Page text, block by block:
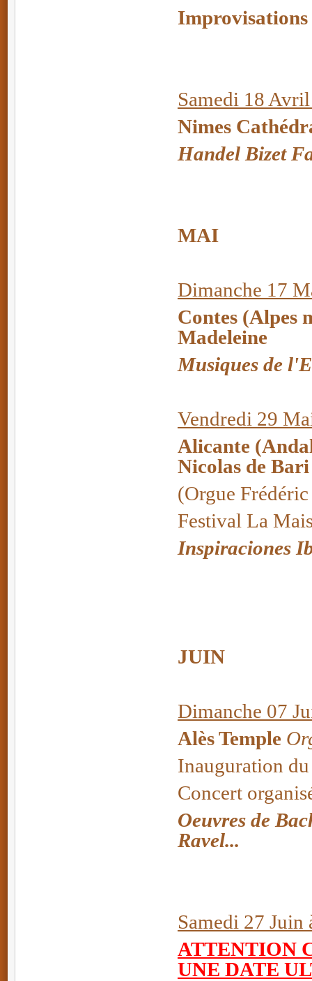
Samedi 18
Nimes
Handel Bizet
MAI
Dimanche 17
Contes (Alpes
Madeleine
Musiques de
Vendredi 29
Alicante
Nicolas de Bari
(Orgue
Festival La
Inspiraciones
JUIN
Dimanche 07
Alès Temple
Inauguration
Concert
Oeuvres de
Ravel...
Samedi 27
ATTENTION
UNE DATE